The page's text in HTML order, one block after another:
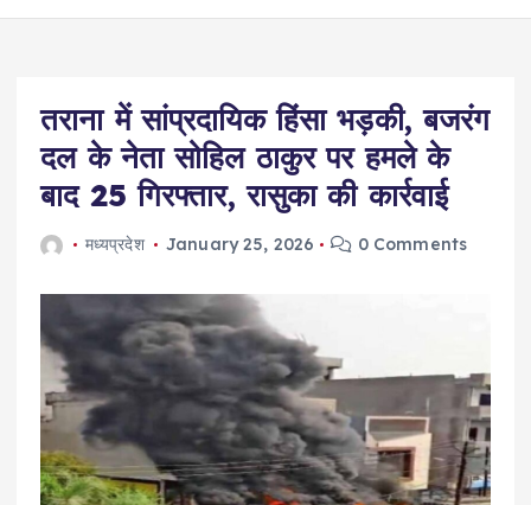
तराना में सांप्रदायिक हिंसा भड़की, बजरंग
दल के नेता सोहिल ठाकुर पर हमले के
बाद 25 गिरफ्तार, रासुका की कार्रवाई
मध्यप्रदेश January 25, 2026 0 Comments